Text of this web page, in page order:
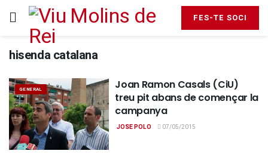
FES-TE SOCI
hisenda catalana
GENERAL
Joan Ramon Casals (CiU)
treu pit abans de començar la
campanya
JOSE POLO 07/05/2015